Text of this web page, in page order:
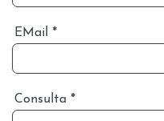
EMail *
Consulta *